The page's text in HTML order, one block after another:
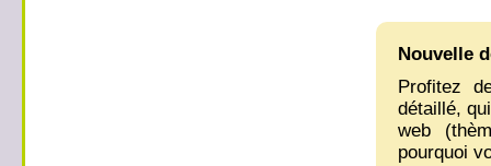
Nouvelle
Profitez
détaillé,
web
pourquoi